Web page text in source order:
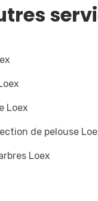
Loex
de pelouse
Loex